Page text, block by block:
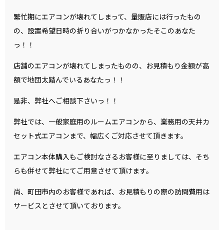
繁忙期にエアコンが壊れてしまって、量販店には行ったもの
の、設置希望日時の折り合いがつかなかったそこのあなた
っ！！
店舗のエアコンが壊れてしまったものの、お見積もり金額が高
額で地団太踏んでいるあなたっ！！
是非、弊社へご相談下さいっ！！
弊社では、一般家庭用のルームエアコンから、業務用の天井カ
セット式エアコンまで、幅広くご対応させて頂きます。
エアコン本体購入もご検討なさるお客様に至りましては、そち
らも併せて弊社にてご用意させて頂けます。
尚、町田市内のお客様であれば、お見積もりの際の訪問費用は
サービスとさせて頂いております。